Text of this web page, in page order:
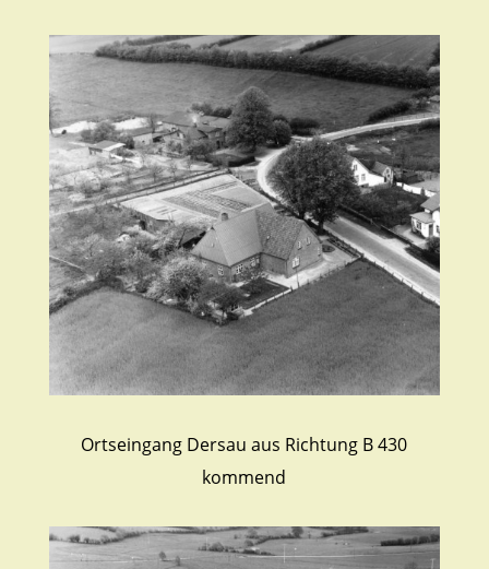
Ortseingang Dersau aus Richtung B 430
kommend